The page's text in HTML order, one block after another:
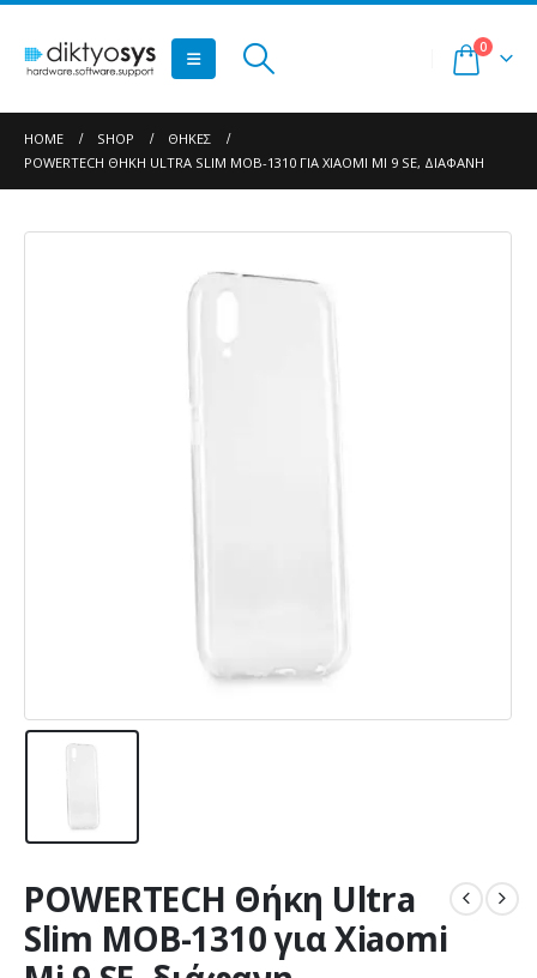
0
HOME SHOP
ΘΉΚΕΣ
POWERTECH ΘΉΚΗ ULTRA SLIM MOB-1310 ΓΙΑ XIAOMI MI 9 SE, ΔΙΆΦΑΝΗ
POWERTECH Θήκη Ultra
Slim MOB-1310 για Xiaomi